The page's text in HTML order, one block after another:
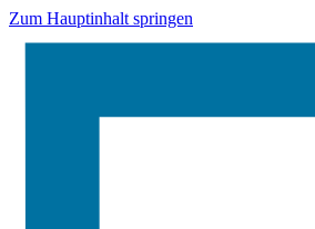
Zum Hauptinhalt springen